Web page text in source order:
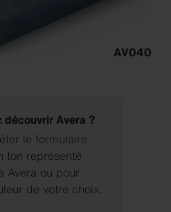
AV040
découvrir Avera ?
le formulaire
ton représenté
Avera ou pour
de votre choix.